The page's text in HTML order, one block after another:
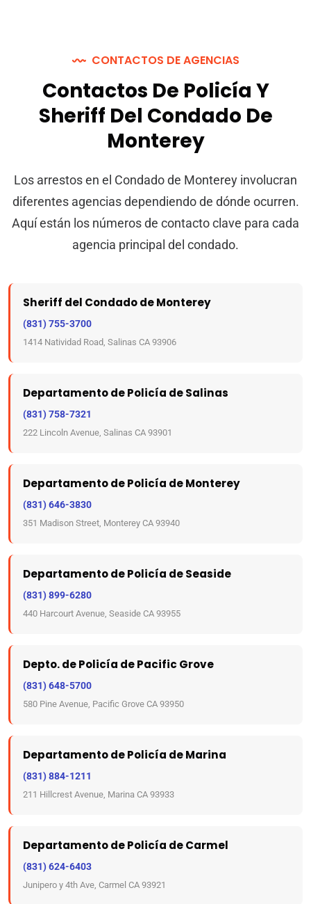
CONTACTOS DE AGENCIAS
Contactos De Policía Y
Sheriff Del Condado De
Monterey
Los arrestos en el Condado de Monterey involucran
diferentes agencias dependiendo de dónde ocurren.
Aquí están los números de contacto clave para cada
agencia principal del condado.
Sheriff del Condado de Monterey
(831) 755-3700
1414 Natividad Road, Salinas CA 93906
Departamento de Policía de Salinas
(831) 758-7321
222 Lincoln Avenue, Salinas CA 93901
Departamento de Policía de Monterey
(831) 646-3830
351 Madison Street, Monterey CA 93940
Departamento de Policía de Seaside
(831) 899-6280
440 Harcourt Avenue, Seaside CA 93955
Depto. de Policía de Pacific Grove
(831) 648-5700
580 Pine Avenue, Pacific Grove CA 93950
Departamento de Policía de Marina
(831) 884-1211
211 Hillcrest Avenue, Marina CA 93933
Departamento de Policía de Carmel
(831) 624-6403
Junipero y 4th Ave, Carmel CA 93921